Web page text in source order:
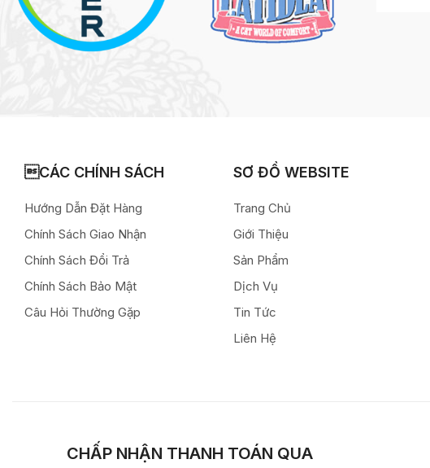
CÁC CHÍNH SÁCH
Hướng Dẫn Đặt Hàng
Chính Sách Giao Nhận
Chính Sách Đổi Trả
Chính Sách Bảo Mật
Câu Hỏi Thường Gặp
SƠ ĐỒ WEBSITE
Trang Chủ
Giới Thiệu
Sản Phẩm
Dịch Vụ
Tin Tức
Liên Hệ
CHẤP NHẬN THANH TOÁN QUA